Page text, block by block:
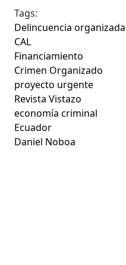
Tags:
Delincuencia organizada
CAL
Financiamiento
Crimen Organizado
proyecto urgente
Revista Vistazo
economía criminal
Ecuador
Daniel Noboa